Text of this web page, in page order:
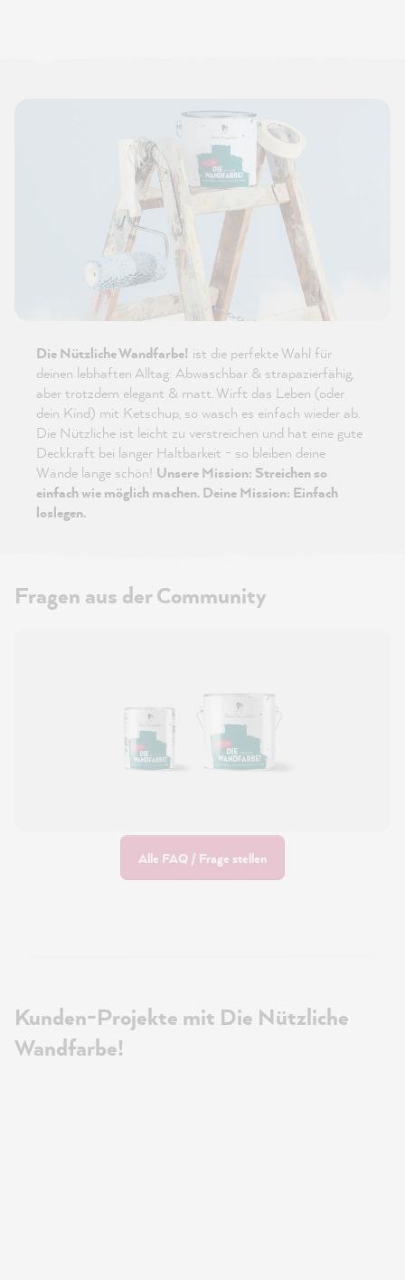
Die Nützliche Wandfarbe! ist die perfekte Wahl für
deinen lebhaften Alltag: Abwaschbar & strapazierfähig,
aber trotzdem elegant & matt. Wirft das Leben (oder
dein Kind) mit Ketschup, so wasch es einfach wieder ab.
Die Nützliche ist leicht zu verstreichen und hat eine gute
Deckkraft bei langer Haltbarkeit - so bleiben deine
Wände lange schön! Unsere Mission: Streichen so
einfach wie möglich machen. Deine Mission: Einfach
loslegen.
Fragen aus der Community
Alle FAQ / Frage stellen
Kunden-Projekte mit Die Nützliche
Wandfarbe!